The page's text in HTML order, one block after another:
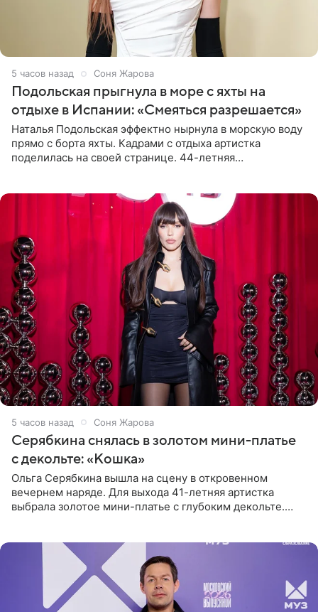
5 часов назад Соня Жарова
Подольская прыгнула в море с яхты на
отдыхе в Испании: «Смеяться разрешается»
Наталья Подольская эффектно нырнула в морскую воду
прямо с борта яхты. Кадрами с отдыха артистка
поделилась на своей странице. 44-летняя
5 часов назад Соня Жарова
Серябкина снялась в золотом мини-платье
с декольте: «Кошка»
Ольга Серябкина вышла на сцену в откровенном
вечернем наряде. Для выхода 41-летняя артистка
выбрала золотое мини-платье с глубоким декольте.